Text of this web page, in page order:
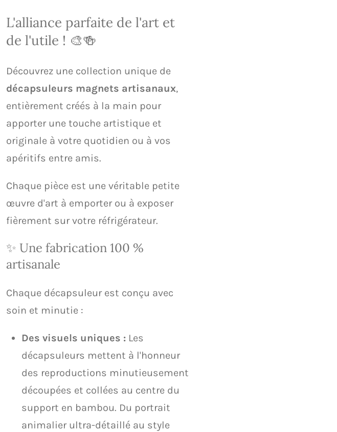
L'alliance parfaite de l'art et
de l'utile ! 🎨🍻
​Découvrez une collection unique de
décapsuleurs magnets artisanaux,
entièrement créés à la main pour
apporter une touche artistique et
originale à votre quotidien ou à vos
apéritifs entre amis.
​Chaque pièce est une véritable petite
œuvre d'art à emporter ou à exposer
fièrement sur votre réfrigérateur.
​✨ Une fabrication 100 %
artisanale
​Chaque décapsuleur est conçu avec
soin et minutie :
Des visuels uniques : Les
décapsuleurs mettent à l'honneur
des reproductions minutieusement
découpées et collées au centre du
support en bambou. Du portrait
animalier ultra-détaillé au style